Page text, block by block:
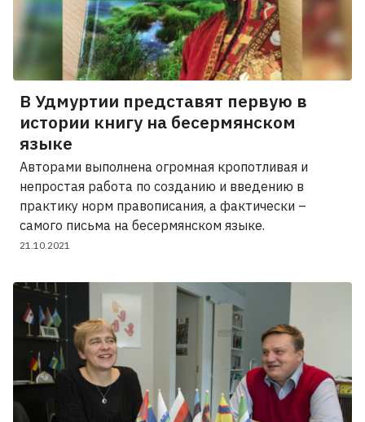
В Удмуртии представят первую в
истории книгу на бесермянском
языке
Авторами выполнена огромная кропотливая и
непростая работа по созданию и введению в
практику норм правописания, а фактически –
самого письма на бесермянском языке.
21.10.2021